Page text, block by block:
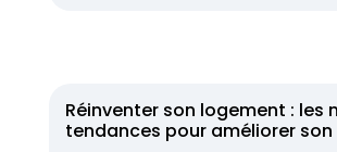
Réinventer son logement : les
tendances pour améliorer